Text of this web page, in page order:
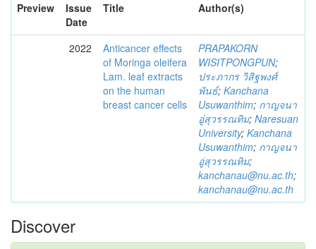
Preview
Issue
Date
Title Author(s)
2022
Anticancer effects
of Moringa oleifera
Lam. leaf extracts
on the human
breast cancer cells
PRAPAKORN
WISITPONGPUN;
ประภากร วิสิฐพงศ์
พันธ์; Kanchana
Usuwanthim; กาญจนา
อู่สุวรรณทิม; Naresuan
University; Kanchana
Usuwanthim; กาญจนา
อู่สุวรรณทิม;
kanchanau@nu.ac.th;
kanchanau@nu.ac.th
Discover